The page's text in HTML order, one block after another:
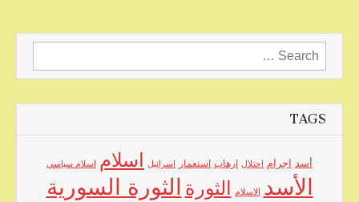
Search
for:
TAGS
أسد اجرام احتلال ارهاب استعمار اسرائيل اسلام اسلام سياسي
الأسد الاسلام الثورة الثورة السورية